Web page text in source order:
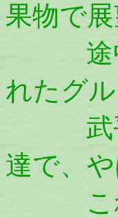
果物で
途中
れたグ
武平
達で、
これ